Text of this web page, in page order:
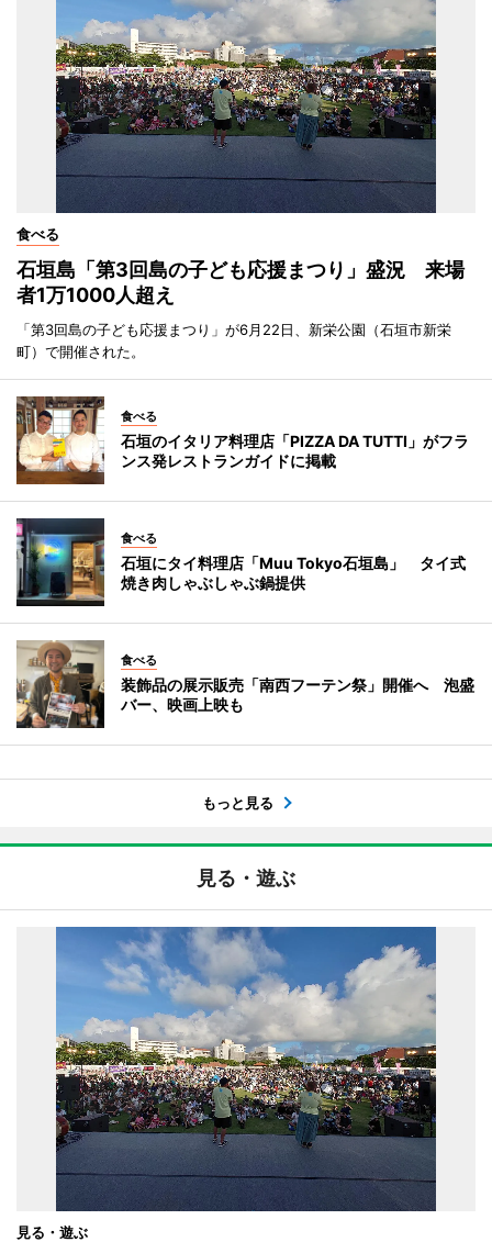
食べる
石垣島「第3回島の子ども応援まつり」盛況 来場
者1万1000人超え
「第3回島の子ども応援まつり」が6月22日、新栄公園（石垣市新栄
町）で開催された。
食べる
石垣のイタリア料理店「PIZZA DA TUTTI」がフラ
ンス発レストランガイドに掲載
食べる
石垣にタイ料理店「Muu Tokyo石垣島」 タイ式
焼き肉しゃぶしゃぶ鍋提供
食べる
装飾品の展示販売「南西フーテン祭」開催へ 泡盛
バー、映画上映も
もっと見る
見る・遊ぶ
見る・遊ぶ